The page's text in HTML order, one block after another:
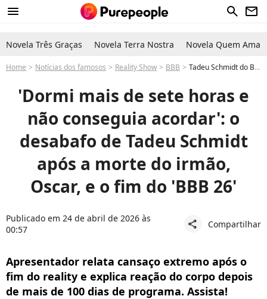
menu search newsletter
Novela Três Graças Novela Terra Nostra Novela Quem Ama
Home Notícias dos famosos Reality Show BBB Tadeu Schmidt do BBB 26 faz desabafo após morte de Oscar Schmidt e vitória de Ana Paula Renault: 'Dormi mais de sete horas'
'Dormi mais de sete horas e
não conseguia acordar': o
desabafo de Tadeu Schmidt
após a morte do irmão,
Oscar, e o fim do 'BBB 26'
Publicado em 24 de abril de 2026 às
00:57
share Compartilhar
Apresentador relata cansaço extremo após o
fim do reality e explica reação do corpo depois
de mais de 100 dias de programa. Assista!